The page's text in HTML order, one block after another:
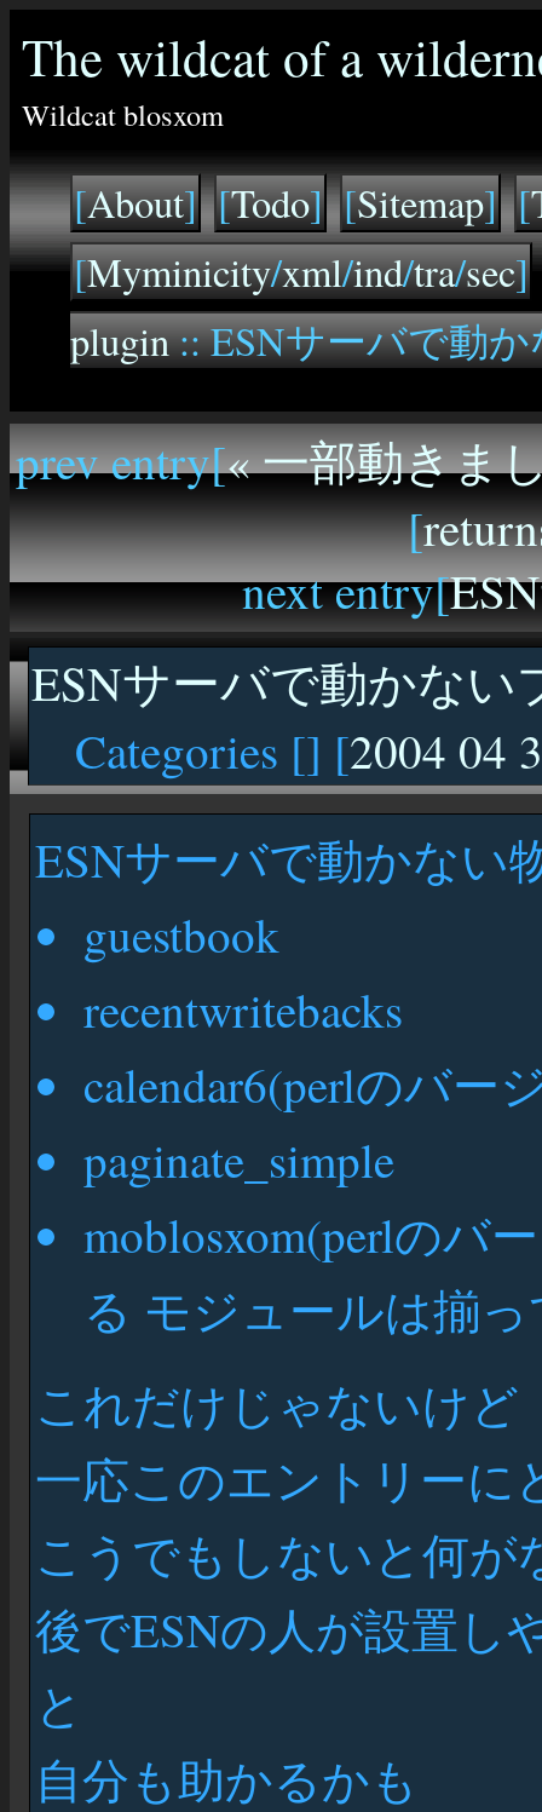
The wildcat of a
Wildcat blosxom
[About] [Todo] [Sitemap] [
[Myminicity/xml/ind/tra/sec]
plugin:: ESNサーバで動
prev entry[« 一部動きま
[
next entry[
ESNサーバで動かない
Categories [] [2004 04
ESNサーバで動かない
guestbook
recentwritebacks
calendar6(perlのバー
paginate_simple
moblosxom(perlのバ
る モジュールは揃
これだけじゃないけど
一応このエントリーに
こうでもしないと何
後でESNの人が設置し
と
自分も助かるかも